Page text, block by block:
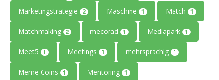
Marketingstrategie 2 Maschine 1 Match 1
Matchmaking 2 mecorad 1 Mediapark 1
Meet5 1 Meetings 1 mehrsprachig 1
Meme Coins 1 Mentoring 1